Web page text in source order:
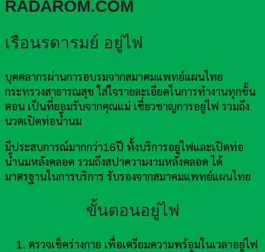
RADAROM.COM
เรือนรดารมย์ อยู่ไฟ
บุคคลากรผ่านการอบรมจากสมาคมแพทย์แผนไทย
กระทรวงสาธารณสุข ใส่ใจรายละเอียดในการทำงานทุกขั้น
ตอน เป็นที่ยอมรับจากคุณแม่ เชี่ยวชาญการอยู่ไฟ รวมถึง
นวดเปิดท่อน้ำนม
มีประสบการณ์มากกว่า16ปี ทั้งบริการอยู่ไฟและเปิดท่อ
น้ำนมหลังคลอด รวมถึงสปาความงามหลังคลอด ได้
มาตรฐานในการบริการ รับรองจากสมาคมแพทย์แผนไทย
ขั้นตอนอยู่ไฟ
ตรวจเช็คร่างกาย เพื่อเตรียมความพร้อมในเวลาอยู่ไฟ